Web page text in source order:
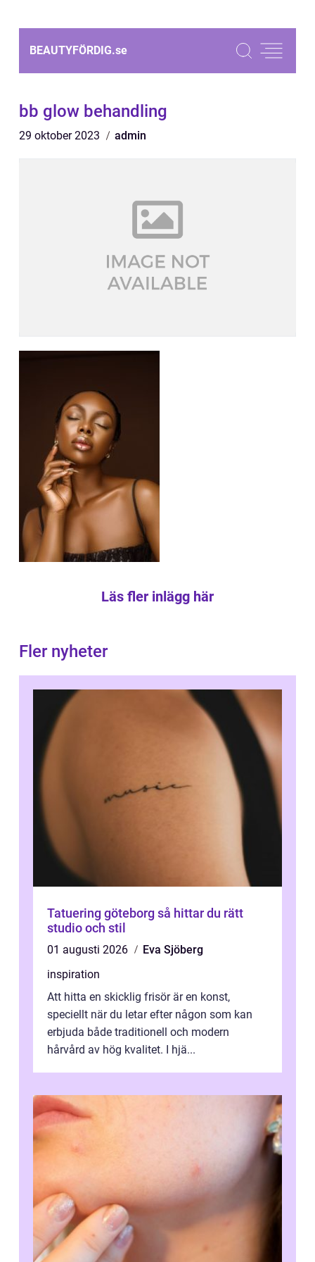
BEAUTYFÖRDIG.se
bb glow behandling
29 oktober 2023 admin
Läs fler inlägg här
Fler nyheter
Tatuering göteborg så hittar du rätt
studio och stil
01 augusti 2026
Eva Sjöberg
inspiration
Att hitta en skicklig frisör är en konst,
speciellt när du letar efter någon som kan
erbjuda både traditionell och modern
hårvård av hög kvalitet. I hjä...